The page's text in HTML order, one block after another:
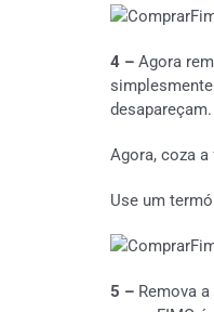
4 – Agora
Agora, coza
Use um
5 – Remova